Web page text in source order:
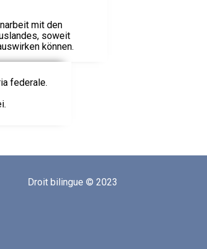
mit den
soweit
können.
federale.
Droit bilingue © 2023